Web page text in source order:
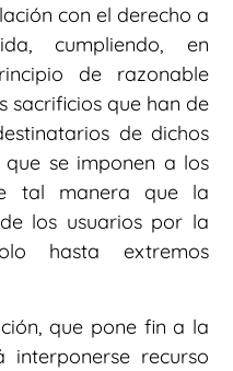
con el derecho a
cumpliendo, en
de razonable
sacrificios que han de
de dichos
que se imponen a los
tal manera que la
los usuarios por la
hasta extremos
que pone fin a la
recurso